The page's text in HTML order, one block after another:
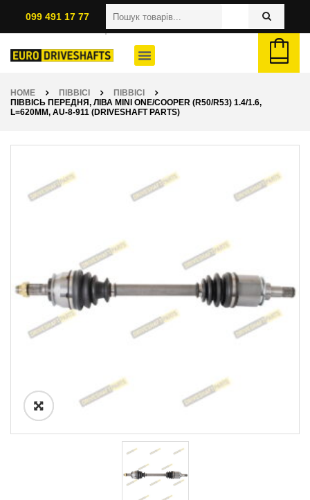
099 491 17 77
HOME ПІВВІСІ
ПІВВІСІ
ПІВВІСЬ ПЕРЕДНЯ, ЛІВА MINI ONE/COOPER (R50/R53) 1.4/1.6,
L=620ММ, AU-8-911 (DRIVESHAFT PARTS)